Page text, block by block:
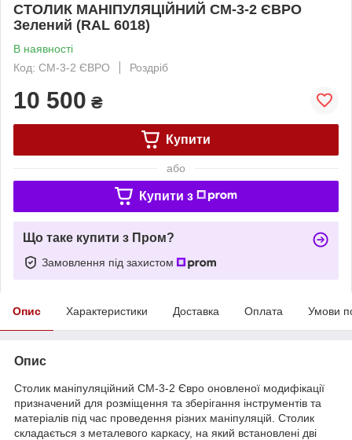
СТОЛИК МАНІПУЛЯЦІЙНИЙ СМ-3-2 ЄВРО
Зелений (RAL 6018)
В наявності
Код: СМ-3-2 ЄВРО
Роздріб
10 500 ₴
Купити
або
Купити з
Що таке купити з Пром?
Замовлення під захистом
Опис Характеристики Доставка Оплата Умови
Опис
Столик маніпуляційний СМ-3-2 Євро оновленої модифікації
призначений для розміщення та зберігання інструментів та
матеріалів під час проведення різних маніпуляцій. Столик
складається з металевого каркасу, на який встановлені дві